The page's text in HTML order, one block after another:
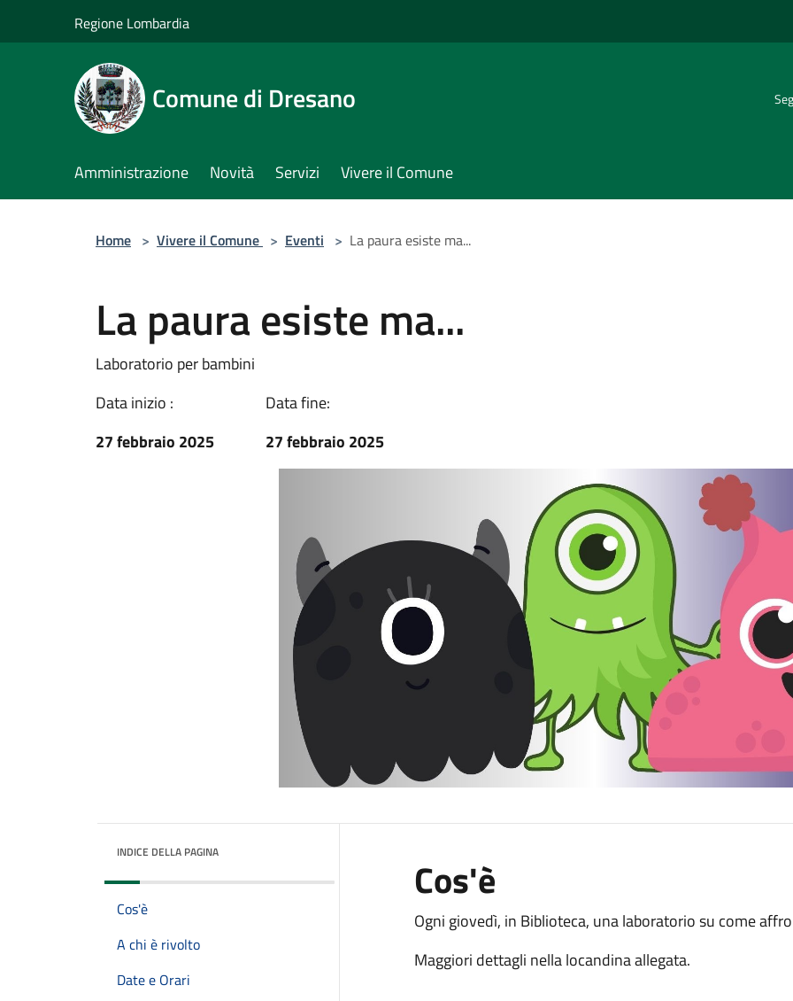
Regione Lombardia
Comune di Dresano
Amministrazione Novità Servizi Vivere il Comune
Home > Vivere il Comune > Eventi > La paura esiste ma...
La paura esiste ma...
Laboratorio per bambini
Data inizio :
27 febbraio 2025
Data fine:
27 febbraio 2025
INDICE DELLA PAGINA
Cos'è
A chi è rivolto
Date e Orari
Cos'è
Ogni giovedì, in Biblioteca, una laboratorio su come
Maggiori dettagli nella locandina allegata.